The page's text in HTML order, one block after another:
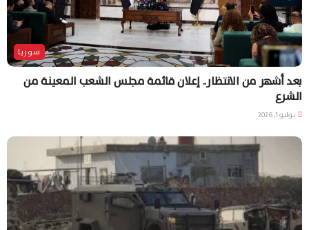
سوريا
بعد أشهر من الانتظار.. إعلان قائمة مجلس الشعب المعينة من
الشرع
يوليو 1, 2026